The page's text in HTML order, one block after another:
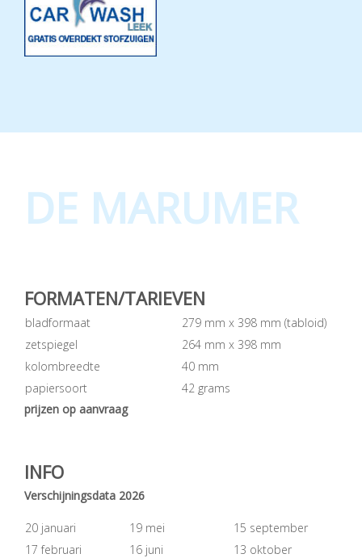
DE MARUMER
FORMATEN/TARIEVEN
bladformaat
279 mm x 398 mm (tabloid)
zetspiegel
264 mm x 398 mm
kolombreedte
40 mm
papiersoort
42 grams
prijzen op aanvraag
INFO
Verschijningsdata 2026
20 januari 19 mei
15 september
17 februari
16 juni
13 oktober